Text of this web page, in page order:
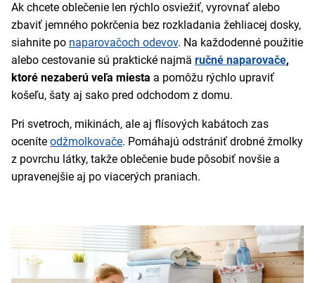
Ak chcete oblečenie len rýchlo osviežiť, vyrovnať alebo
zbaviť jemného pokrčenia bez rozkladania žehliacej dosky,
siahnite po naparovačoch odevov. Na každodenné použitie
alebo cestovanie sú praktické najmä ručné naparovače,
ktoré nezaberú veľa miesta a pomôžu rýchlo upraviť
košeľu, šaty aj sako pred odchodom z domu.
Pri svetroch, mikinách, ale aj flísových kabátoch zas
oceníte odžmolkovače. Pomáhajú odstrániť drobné žmolky
z povrchu látky, takže oblečenie bude pôsobiť novšie a
upravenejšie aj po viacerých praniach.